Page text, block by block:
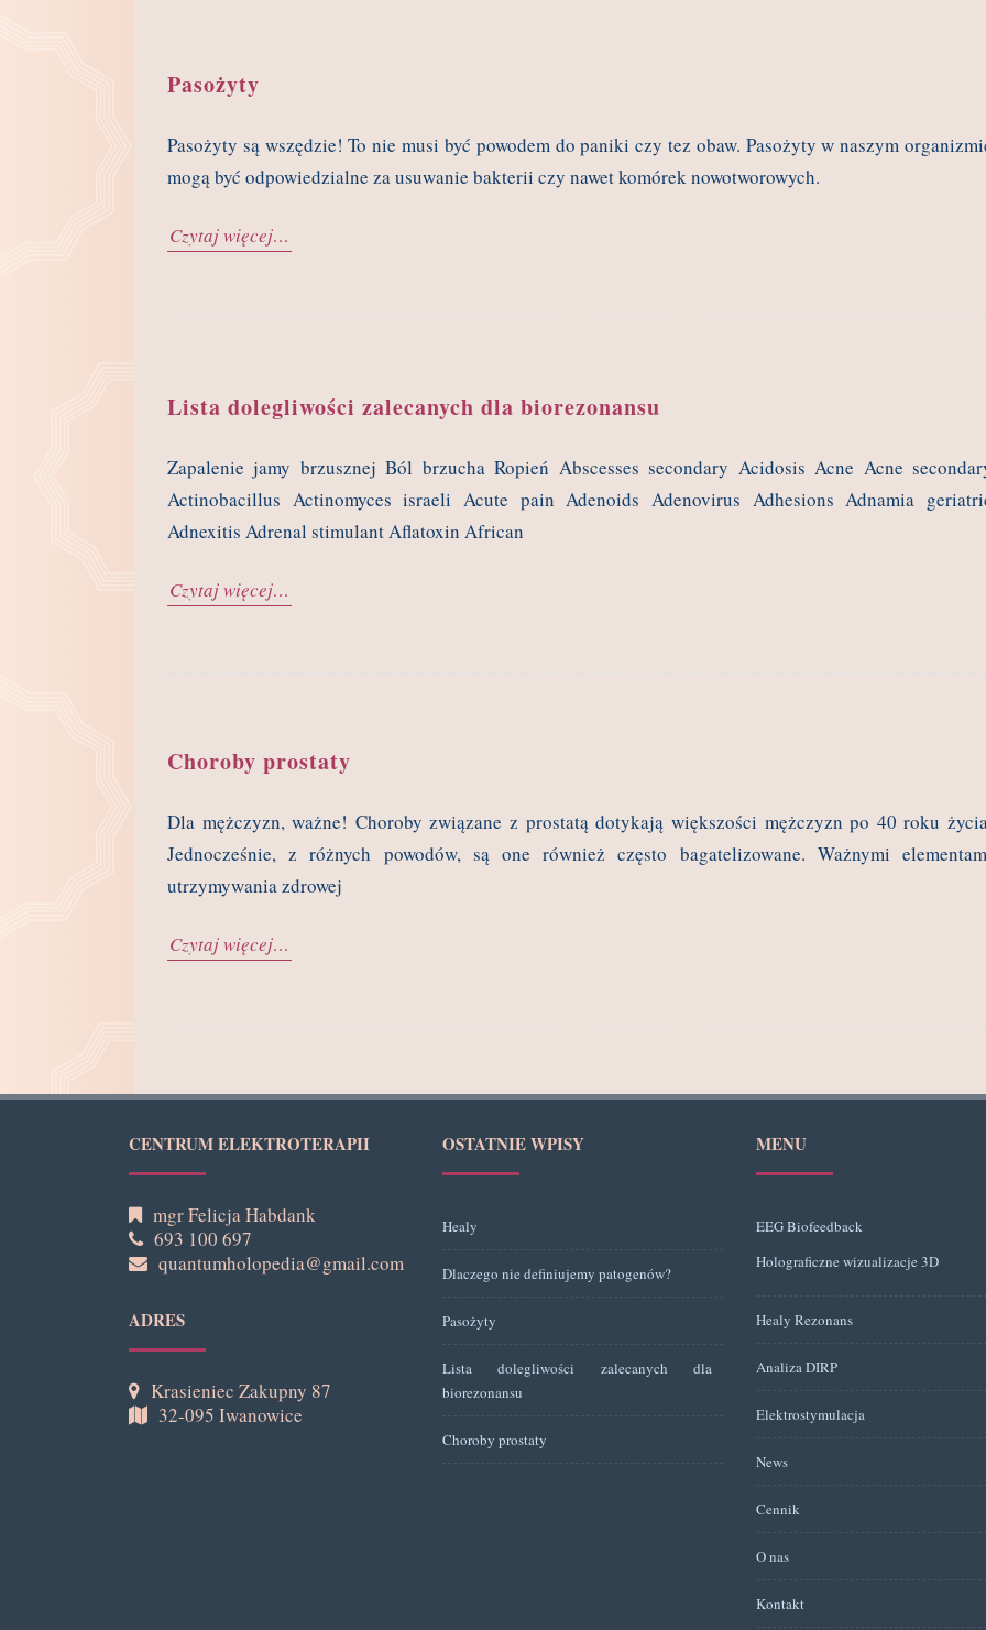
Pasożyty
Pasożyty są wszędzie! To nie musi być powodem do paniki czy tez obaw. Pasożyty w naszym
mogą być odpowiedzialne za usuwanie bakterii czy nawet komórek nowotworowych.
Czytaj więcej…
Lista dolegliwości zalecanych dla biorezonansu
Zapalenie jamy brzusznej Ból brzucha Ropień Abscesses secondary Acidosis Acne Acne
Actinobacillus Actinomyces israeli Acute pain Adenoids Adenovirus Adhesions Adnamia
Adnexitis Adrenal stimulant Aflatoxin African
Czytaj więcej…
Choroby prostaty
Dla mężczyzn, ważne! Choroby związane z prostatą dotykają większości mężczyzn po 40 roku
Jednocześnie, z różnych powodów, są one również często bagatelizowane. Ważnymi
utrzymywania zdrowej
Czytaj więcej…
CENTRUM ELEKTROTERAPII
mgr Felicja Habdank
693 100 697
quantumholopedia@gmail.com
ADRES
Krasieniec Zakupny 87
32-095 Iwanowice
OSTATNIE WPISY
Healy
Dlaczego nie definiujemy patogenów?
Pasożyty
Lista dolegliwości zalecanych dla
biorezonansu
Choroby prostaty
MENU
EEG Biofeedback
Holograficzne wizualizacje 3D
Healy Rezonans
Analiza DIRP
Elektrostymulacja
News
Cennik
O nas
Kontakt